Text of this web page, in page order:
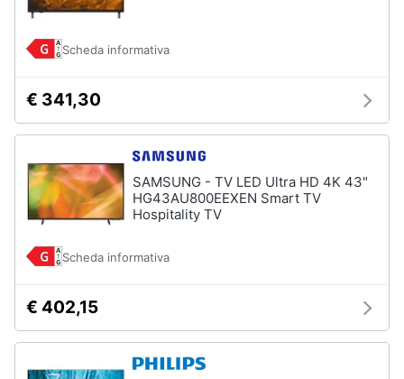
Scheda informativa
€ 341,30
SAMSUNG - TV LED Ultra HD 4K 43"
HG43AU800EEXEN Smart TV
Hospitality TV
Scheda informativa
€ 402,15